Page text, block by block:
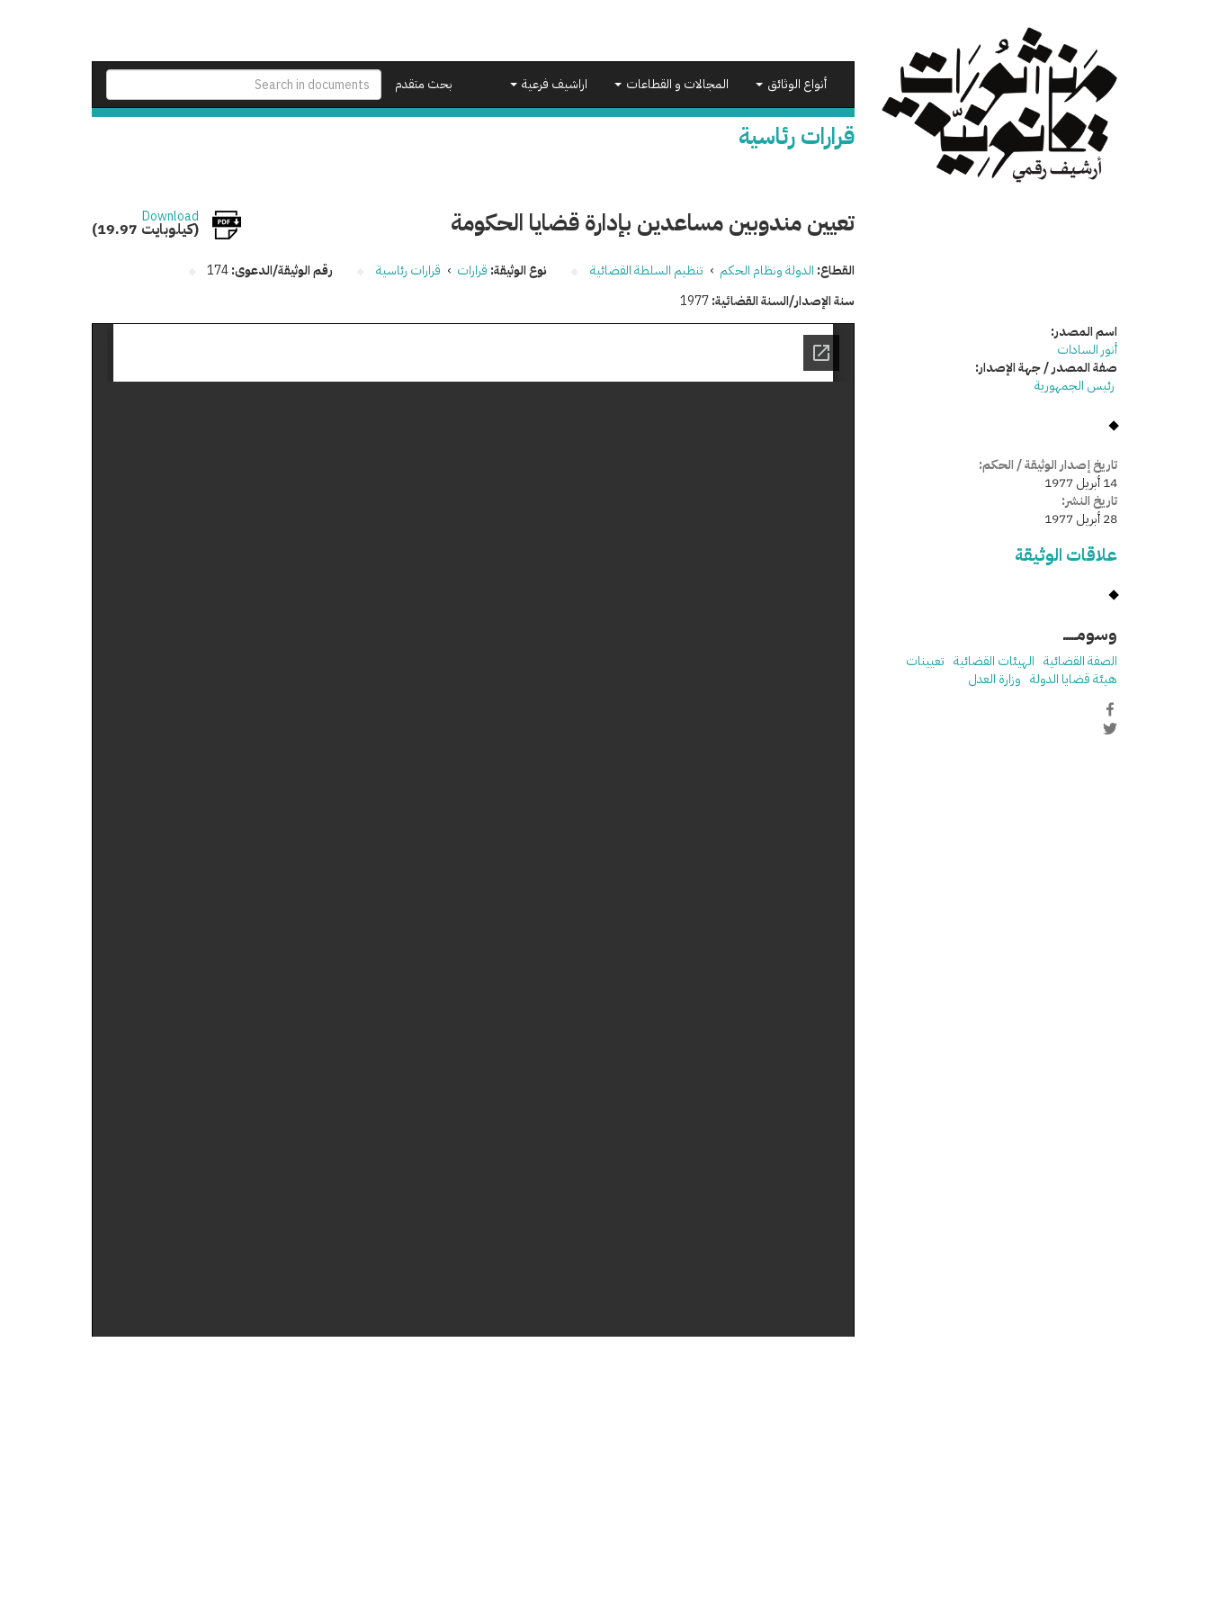
بحث متقدم
أنواع الوثائق المجالات و القطاعات اراشيف فرعية
قرارات رئاسية
تعيين مندوبين مساعدين بإدارة قضايا الحكومة Download
(19.97 كيلوبايت)
القطاع: الدولة ونظام الحكم › تنظيم السلطة القضائية نوع الوثيقة: قرارات › قرارات رئاسية رقم الوثيقة/الدعوى:174
سنة الإصدار/السنة القضائية:1977
اسم المصدر:
أنور السادات
صفة المصدر / جهة الإصدار:
رئيس الجمهورية
تاريخ إصدار الوثيقة / الحكم:
14 أبريل 1977
تاريخ النشر:
28 أبريل 1977
علاقات الوثيقة
وسومـــــ
الصفة القضائية الهيئات القضائية تعيينات
هيئة قضايا الدولة وزارة العدل